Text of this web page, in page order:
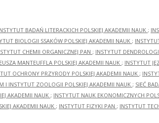
BADAŃ LITERACKICH POLSKIEJ AKADEMII NAUK ;
BIOLOGII SSAKÓW POLSKIEJ AKADEMII NAUK ;
CHEMII ORGANICZNEJ PAN ; INSTYTUT
MANTEUFFLA POLSKIEJ AKADEMII NAUK ; INSTYTUT
OCHRONY PRZYRODY POLSKIEJ AKADEMII NAUK ;
I INSTYTUT ZOOLOGII POLSKIEJ AKADEMII NAUK ; SIEĆ
AKADEMII NAUK ; INSTYTUT NAUK EKONOMICZNYCH
AKADEMII NAUK ; INSTYTUT FIZYKI PAN ; INSTYTUT